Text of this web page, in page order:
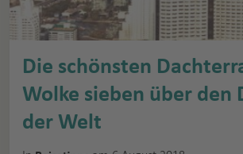
Die schönsten
Wolke sieben über den
der Welt